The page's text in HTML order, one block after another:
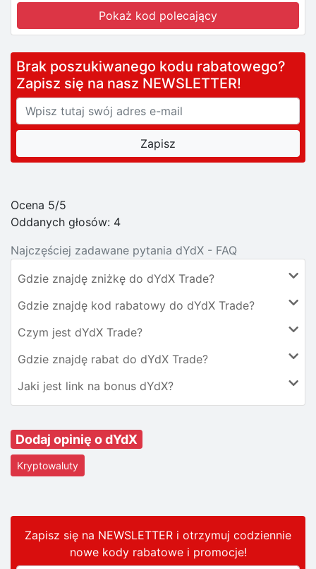
Pokaż kod polecający
Brak poszukiwanego kodu rabatowego?
Zapisz się na nasz NEWSLETTER!
Ocena 5/5
Oddanych głosów: 4
Najczęściej zadawane pytania dYdX - FAQ
Gdzie znajdę zniżkę do dYdX Trade?
Gdzie znajdę kod rabatowy do dYdX Trade?
Czym jest dYdX Trade?
Gdzie znajdę rabat do dYdX Trade?
Jaki jest link na bonus dYdX?
Dodaj opinię o dYdX
Kryptowaluty
Zapisz się na NEWSLETTER i otrzymuj codziennie
nowe kody rabatowei promocje!